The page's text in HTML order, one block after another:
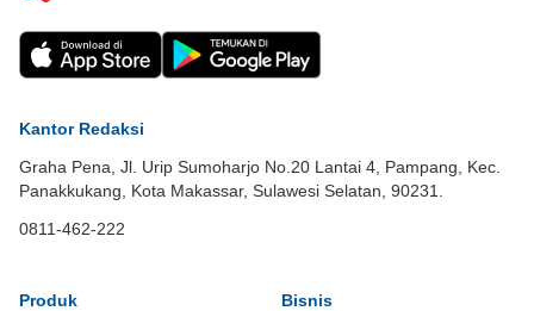
Kantor Redaksi
Graha Pena, Jl. Urip Sumoharjo No.20 Lantai 4, Pampang, Kec.
Panakkukang, Kota Makassar, Sulawesi Selatan, 90231.
0811-462-222
Produk Bisnis